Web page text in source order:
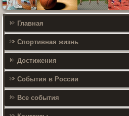
Главная
Спортивная жизнь
Достижения
События в России
Все события